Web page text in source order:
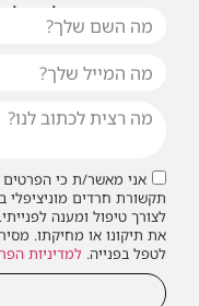
או שילחו
אני מאשר/ת כי
תקשורת חרדים
לצורך טיפול ומענה
את תיקונו או מחיקתו.
לטפל בפנייה. למדיניות